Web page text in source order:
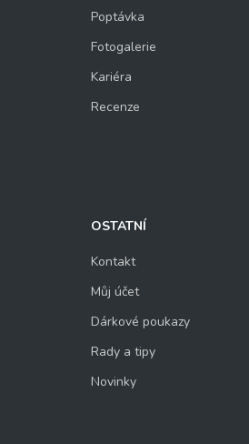
Poptávka
Fotogalerie
Kariéra
Recenze
OSTATNÍ
Kontakt
Můj účet
Dárkové poukazy
Rady a tipy
Novinky